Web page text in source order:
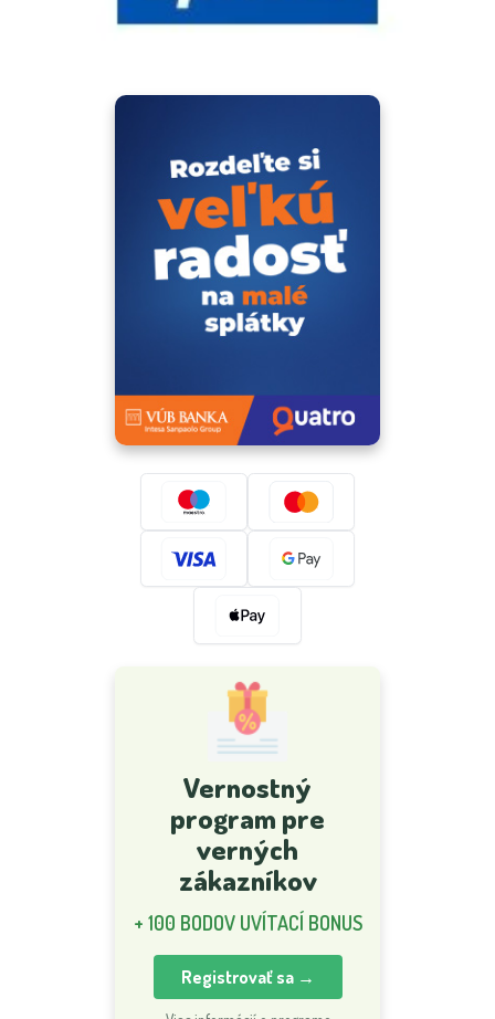
Vernostný
program pre
verných
zákazníkov
+ 100 BODOV UVÍTACÍ BONUS
Registrovať sa →